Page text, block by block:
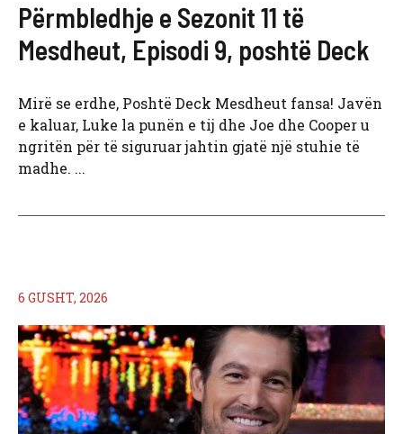
Përmbledhje e Sezonit 11 të
Mesdheut, Episodi 9, poshtë Deck
Mirë se erdhe, Poshtë Deck Mesdheut fansa! Javën
e kaluar, Luke la punën e tij dhe Joe dhe Cooper u
ngritën për të siguruar jahtin gjatë një stuhie të
madhe. ...
6 GUSHT, 2026